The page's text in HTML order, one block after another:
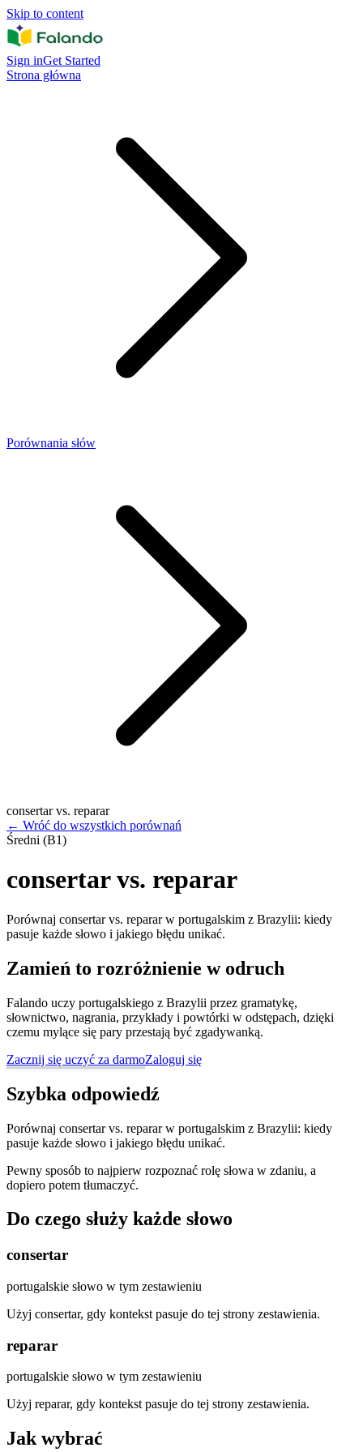
Skip to content
Sign inGet Started
Strona główna
Porównania słów
consertar vs. reparar
← Wróć do wszystkich porównań
Średni (B1)
consertar vs. reparar
Porównaj consertar vs. reparar w portugalskim z Brazylii: kiedy
pasuje każde słowo i jakiego błędu unikać.
Zamień to rozróżnienie w odruch
Falando uczy portugalskiego z Brazylii przez gramatykę,
słownictwo, nagrania, przykłady i powtórki w odstępach, dzięki
czemu mylące się pary przestają być zgadywanką.
Zacznij się uczyć za darmoZaloguj się
Szybka odpowiedź
Porównaj consertar vs. reparar w portugalskim z Brazylii: kiedy
pasuje każde słowo i jakiego błędu unikać.
Pewny sposób to najpierw rozpoznać rolę słowa w zdaniu, a
dopiero potem tłumaczyć.
Do czego służy każde słowo
consertar
portugalskie słowo w tym zestawieniu
Użyj consertar, gdy kontekst pasuje do tej strony zestawienia.
reparar
portugalskie słowo w tym zestawieniu
Użyj reparar, gdy kontekst pasuje do tej strony zestawienia.
Jak wybrać